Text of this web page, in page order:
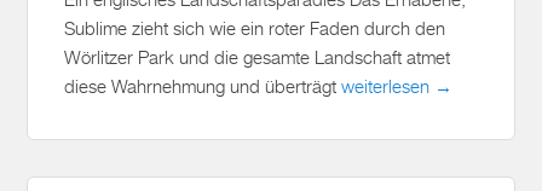
Sublime zieht sich wie ein roter Faden durch den
Wörlitzer Park und die gesamte Landschaft atmet
diese Wahrnehmung und überträgtweiterlesen →